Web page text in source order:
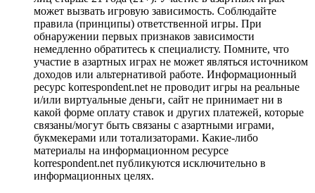
может вызвать игровую зависимость. Соблюдайте
правила (принципы) ответственной игры. При
обнаружении первых признаков зависимости
немедленно обратитесь к специалисту. Помните, что
участие в азартных играх не может являться источником
доходов или альтернативой работе. Информационный
ресурс korrespondent.net не проводит игры на реальные
и/или виртуальные деньги, сайт не принимает ни в
какой форме оплату ставок и других платежей, которые
связаны/могут быть связаны с азартными играми,
букмекерами или тотализаторами. Какие-либо
материалы на информационном ресурсе
korrespondent.net публикуются исключительно в
информационных целях.